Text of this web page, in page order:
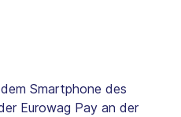
Smartphone des
Eurowag Pay an der